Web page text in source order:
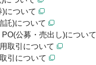
について
託)について
PO(公募・売出し)について
取引について
引について